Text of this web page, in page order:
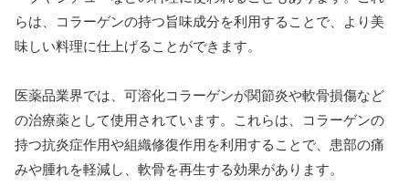
らは、コラーゲンの持つ旨味成分を利用することで、より美
味しい料理に仕上げることができます。
医薬品業界では、可溶化コラーゲンが関節炎や軟骨損傷など
の治療薬として使用されています。これらは、コラーゲンの
持つ抗炎症作用や組織修復作用を利用することで、患部の痛
みや腫れを軽減し、軟骨を再生する効果があります。